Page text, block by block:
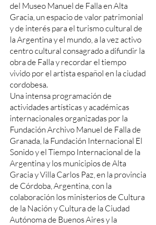
del Museo Manuel de Falla en Alta
Gracia, un espacio de valor patrimonial
y de interés para el turismo cultural de
la Argentina y el mundo, a la vez activo
centro cultural consagrado a difundir la
obra de Falla y recordar el tiempo
vivido por el artista español en la ciudad
cordobesa.
Una intensa programación de
actividades artísticas y académicas
internacionales organizadas por la
Fundación Archivo Manuel de Falla de
Granada, la Fundación Internacional El
Sonido y el Tiempo Internacional de la
Argentina y los municipios de Alta
Gracia y Villa Carlos Paz, en la provincia
de Córdoba, Argentina, con la
colaboración los ministerios de Cultura
de la Nación y Cultura de la Ciudad
Autónoma de Buenos Aires y la